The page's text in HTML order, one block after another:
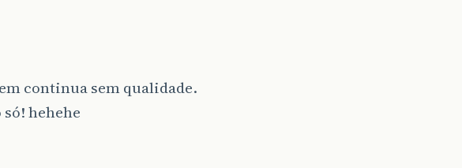
continua sem qualidade.
hehehe